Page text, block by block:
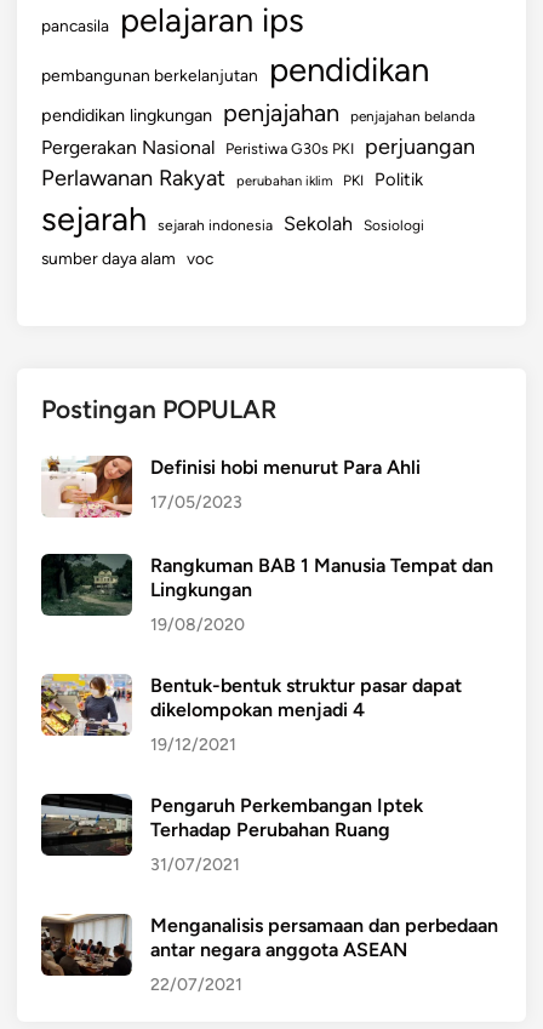
pancasila pelajaran ips
pembangunan berkelanjutan pendidikan
pendidikan lingkungan penjajahan penjajahan belanda
Pergerakan Nasional Peristiwa G30s PKI perjuangan
Perlawanan Rakyat perubahan iklim PKI Politik
sejarah sejarah indonesia Sekolah Sosiologi
sumber daya alam voc
Postingan POPULAR
Definisi hobi menurut Para Ahli
17/05/2023
Rangkuman BAB 1 Manusia Tempat dan
Lingkungan
19/08/2020
Bentuk-bentuk struktur pasar dapat
dikelompokan menjadi 4
19/12/2021
Pengaruh Perkembangan Iptek
Terhadap Perubahan Ruang
31/07/2021
Menganalisis persamaan dan perbedaan
antar negara anggota ASEAN
22/07/2021